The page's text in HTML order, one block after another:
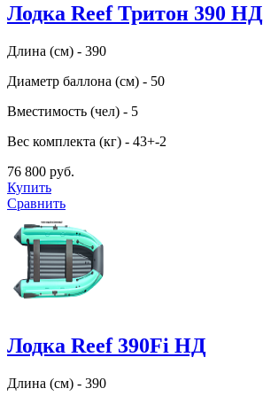
Лодка Reef Тритон 390 НД
Длина (см) - 390
Диаметр баллона (см) - 50
Вместимость (чел) - 5
Вес комплекта (кг) - 43+-2
76 800 руб.
Купить
Сравнить
Лодка Reef 390Fi НД
Длина (см) - 390